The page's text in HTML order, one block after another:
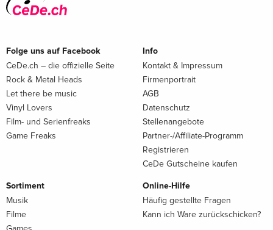
Folge uns auf Facebook
CeDe.ch – die offizielle Seite
Rock & Metal Heads
Let there be music
Vinyl Lovers
Film- und Serienfreaks
Game Freaks
Info
Kontakt & Impressum
Firmenportrait
AGB
Datenschutz
Stellenangebote
Partner-/Affiliate-Programm
Registrieren
CeDe Gutscheine kaufen
Sortiment
Musik
Filme
Online-Hilfe
Häufig gestellte Fragen
Kann ich Ware zurückschicken?